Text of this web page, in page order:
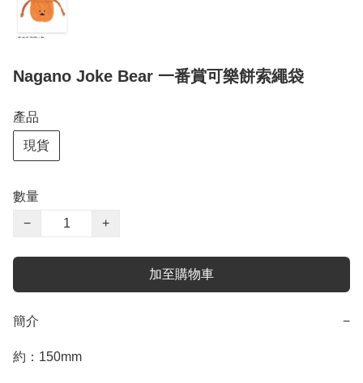
Nagano Joke Bear 一番賞可樂餅索繩袋
產品
現貨
數量
−
+
加至購物車
簡介 −
約：150mm